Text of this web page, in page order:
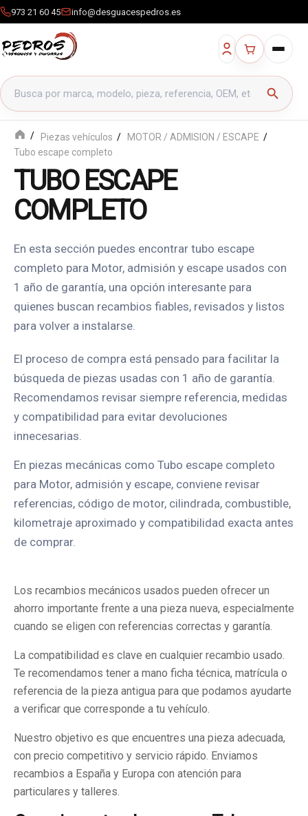
973 21 60 45 info@desguacespedros.es
Buscar productos
search
Piezas vehículos
MOTOR / ADMISION / ESCAPE
Tubo escape completo
TUBO ESCAPE
COMPLETO
En esta sección puedes encontrar tubo escape
completo para Motor, admisión y escape usados con
1 año de garantía, una opción interesante para
quienes buscan recambios fiables, revisados y listos
para volver a instalarse.
El proceso de compra está pensado para facilitar la
búsqueda de piezas usadas con 1 año de garantía.
Recomendamos revisar siempre referencia, medidas
y compatibilidad para evitar devoluciones
innecesarias.
En piezas mecánicas como Tubo escape completo
para Motor, admisión y escape, conviene revisar
referencias, código de motor, cilindrada, combustible,
kilometraje aproximado y compatibilidad exacta antes
de comprar.
Los recambios mecánicos usados pueden ofrecer un
ahorro importante frente a una pieza nueva, especialmente
cuando se eligen con referencias correctas y garantía.
La compatibilidad es clave en cualquier recambio usado.
Te recomendamos tener a mano ficha técnica, matrícula o
referencia de la pieza antigua para que podamos ayudarte
a verificar que corresponde a tu vehículo.
Nuestro objetivo es que encuentres una pieza adecuada,
con precio competitivo y servicio rápido. Enviamos
recambios a España y Europa con atención para
particulares y talleres.